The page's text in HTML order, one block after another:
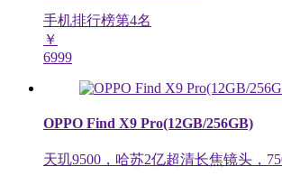
手机排行榜第4名
￥
6999
OPPO Find X9 Pro(12GB/256GB)
天玑9500，哈苏2亿超清长焦镜头，